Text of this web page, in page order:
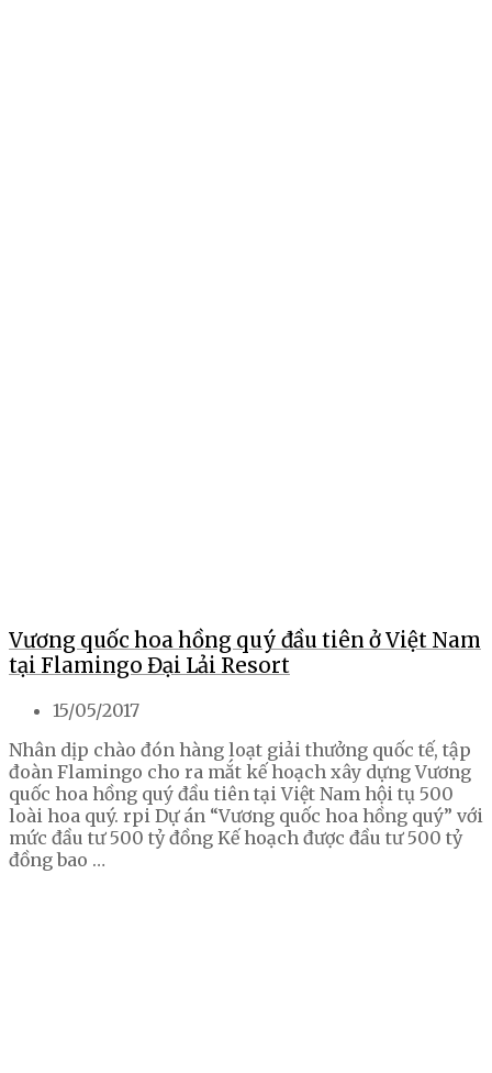
Vương quốc hoa hồng quý đầu tiên ở Việt Nam
tại Flamingo Đại Lải Resort
15/05/2017
Nhân dịp chào đón hàng loạt giải thưởng quốc tế, tập
đoàn Flamingo cho ra mắt kế hoạch xây dựng Vương
quốc hoa hồng quý đầu tiên tại Việt Nam hội tụ 500
loài hoa quý. rpi Dự án “Vương quốc hoa hồng quý” với
mức đầu tư 500 tỷ đồng Kế hoạch được đầu tư 500 tỷ
đồng bao …